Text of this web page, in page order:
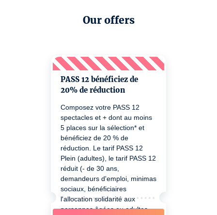
Our offers
PASS 12 bénéficiez de
20% de réduction
Composez votre PASS 12
spectacles et + dont au moins
5 places sur la sélection* et
bénéficiez de 20 % de
réduction. Le tarif PASS 12
Plein (adultes), le tarif PASS 12
réduit (- de 30 ans,
demandeurs d'emploi, minimas
sociaux, bénéficiaires
l'allocation solidarité aux
personnes âgées ou adultes